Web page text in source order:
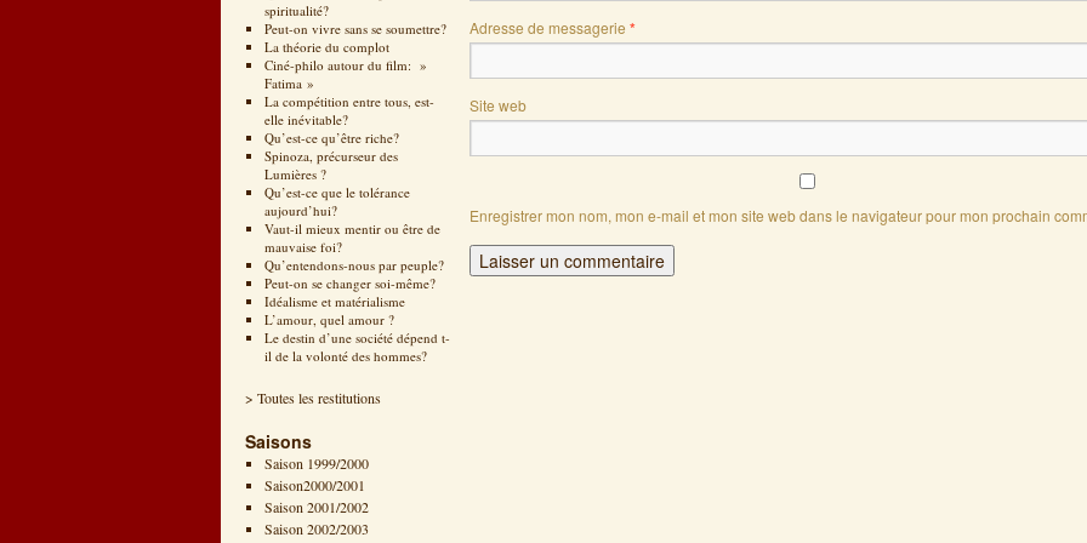
spiritualité?
Peut-on vivre sans se soumettre?
La théorie du complot
Ciné-philo autour du film: »
Fatima »
La compétition entre tous, est-
elle inévitable?
Qu’est-ce qu’être riche?
Spinoza, précurseur des
Lumières ?
Qu’est-ce que le tolérance
aujourd’hui?
Vaut-il mieux mentir ou être de
mauvaise foi?
Qu’entendons-nous par peuple?
Peut-on se changer soi-même?
Idéalisme et matérialisme
L’amour, quel amour ?
Le destin d’une société dépend t-
il de la volonté des hommes?
> Toutes les restitutions
Saisons
Saison 1999/2000
Saison2000/2001
Saison 2001/2002
Saison 2002/2003
Adresse de messagerie *
Site web
Enregistrer mon nom, mon e-mail et mon site web dans le navigateur pour mon prochain